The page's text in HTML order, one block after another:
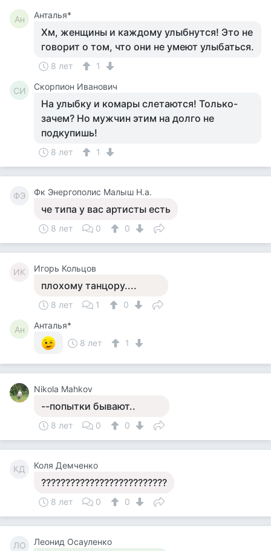
Ан Анталья*
Хм, женщины и каждому улыбнутся! Это не
говорит о том, что они не умеют улыбаться.
8 лет 1
СИ Скорпион Иванович
На улыбку и комары слетаются! Только-
зачем? Но мужчин этим на долго не
подкупишь!
8 лет 1
ФЭ Фк Энергополис Малыш Н.а.
че типа у вас артисты есть
8 лет 0 0
ИК Игорь Кольцов
плохому танцору....
8 лет 1 0
Ан
Анталья*
8 лет
1
Nikola Mahkov
--попытки бывают..
8 лет 0 0
КД Коля Демченко
??????????????????????????
8 лет 0 0
ЛО Леонид Осауленко